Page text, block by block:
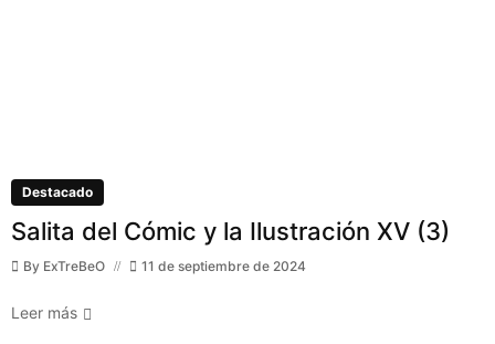
Destacado
Salita del Cómic y la Ilustración XV (3)
By ExTreBeO 11 de septiembre de 2024
Leer más